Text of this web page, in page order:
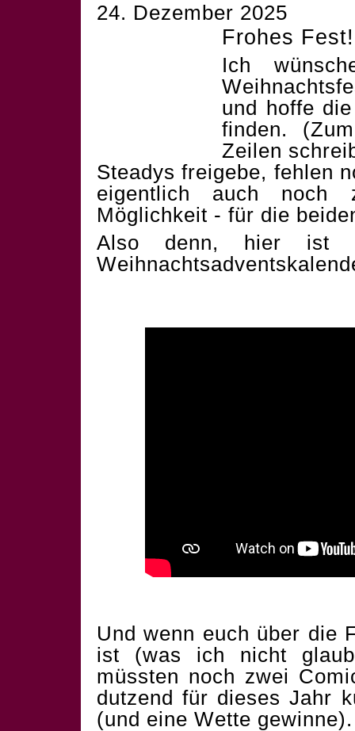
24. Dezember 2025
Frohes Fest!
Ich
und hoffe
finden.
Zeilen
Steadys freigebe, fehlen
eigentlich auch noch
Möglichkeit - für die
Also denn, hier ist
Und wenn euch über die
ist (was ich nicht
müssten noch zwei
dutzend für dieses Jahr
(und eine Wette